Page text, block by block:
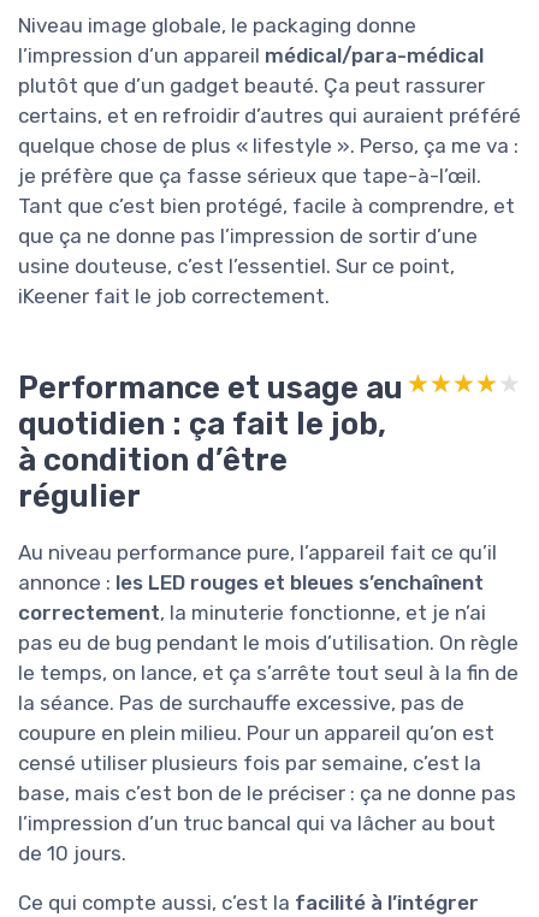
Niveau image globale, le packaging donne
l’impression d’un appareil médical/para-médical
plutôt que d’un gadget beauté. Ça peut rassurer
certains, et en refroidir d’autres qui auraient préféré
quelque chose de plus « lifestyle ». Perso, ça me va :
je préfère que ça fasse sérieux que tape-à-l’œil.
Tant que c’est bien protégé, facile à comprendre, et
que ça ne donne pas l’impression de sortir d’une
usine douteuse, c’est l’essentiel. Sur ce point,
iKeener fait le job correctement.
Performance et usage au
quotidien : ça fait le job,
à condition d’être
régulier
★★★★★
★★★★★
Au niveau performance pure, l’appareil fait ce qu’il
annonce : les LED rouges et bleues s’enchaînent
correctement, la minuterie fonctionne, et je n’ai
pas eu de bug pendant le mois d’utilisation. On règle
le temps, on lance, et ça s’arrête tout seul à la fin de
la séance. Pas de surchauffe excessive, pas de
coupure en plein milieu. Pour un appareil qu’on est
censé utiliser plusieurs fois par semaine, c’est la
base, mais c’est bon de le préciser : ça ne donne pas
l’impression d’un truc bancal qui va lâcher au bout
de 10 jours.
Ce qui compte aussi, c’est la facilité à l’intégrer